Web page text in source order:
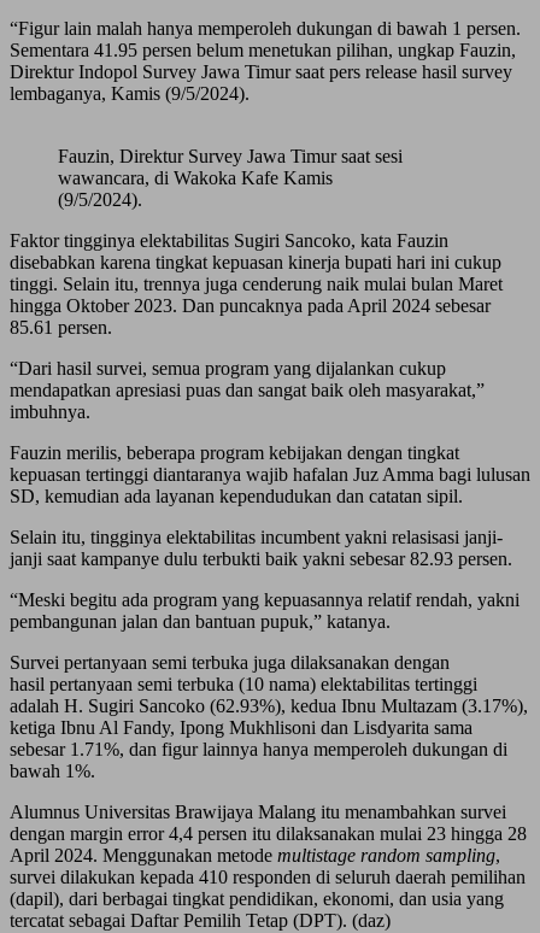
“Figur lain malah hanya memperoleh dukungan di bawah 1 persen.
Sementara 41.95 persen belum menetukan pilihan, ungkap Fauzin,
Direktur Indopol Survey Jawa Timur saat pers release hasil survey
lembaganya, Kamis (9/5/2024).
Fauzin, Direktur Survey Jawa Timur saat sesi
wawancara, di Wakoka Kafe Kamis
(9/5/2024).
Faktor tingginya elektabilitas Sugiri Sancoko, kata Fauzin
disebabkan karena tingkat kepuasan kinerja bupati hari ini cukup
tinggi. Selain itu, trennya juga cenderung naik mulai bulan Maret
hingga Oktober 2023. Dan puncaknya pada April 2024 sebesar
85.61 persen.
“Dari hasil survei, semua program yang dijalankan cukup
mendapatkan apresiasi puas dan sangat baik oleh masyarakat,”
imbuhnya.
Fauzin merilis, beberapa program kebijakan dengan tingkat
kepuasan tertinggi diantaranya wajib hafalan Juz Amma bagi lulusan
SD, kemudian ada layanan kependudukan dan catatan sipil.
Selain itu, tingginya elektabilitas incumbent yakni relasisasi janji-
janji saat kampanye dulu terbukti baik yakni sebesar 82.93 persen.
“Meski begitu ada program yang kepuasannya relatif rendah, yakni
pembangunan jalan dan bantuan pupuk,” katanya.
Survei pertanyaan semi terbuka juga dilaksanakan dengan
hasil pertanyaan semi terbuka (10 nama) elektabilitas tertinggi
adalah H. Sugiri Sancoko (62.93%), kedua Ibnu Multazam (3.17%),
ketiga Ibnu Al Fandy, Ipong Mukhlisoni dan Lisdyarita sama
sebesar 1.71%, dan figur lainnya hanya memperoleh dukungan di
bawah 1%.
Alumnus Universitas Brawijaya Malang itu menambahkan survei
dengan margin error 4,4 persen itu dilaksanakan mulai 23 hingga 28
April 2024. Menggunakan metode multistage random sampling,
survei dilakukan kepada 410 responden di seluruh daerah pemilihan
(dapil), dari berbagai tingkat pendidikan, ekonomi, dan usia yang
tercatat sebagai Daftar Pemilih Tetap (DPT). (daz)